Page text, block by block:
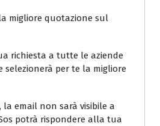
migliore quotazione sul
richiesta a tutte le aziende
selezionerà per te la migliore
la email non sarà visibile a
potrà rispondere alla tua